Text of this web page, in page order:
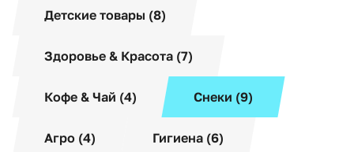
Детские товары (8)
Здоровье & Красота (7)
Кофе & Чай (4) Снеки (9)
Агро (4) Гигиена (6)